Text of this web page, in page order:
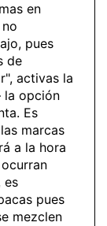
en
pues
de
activas la
la opción
Es
marcas
a la hora
es
pues
mezclen